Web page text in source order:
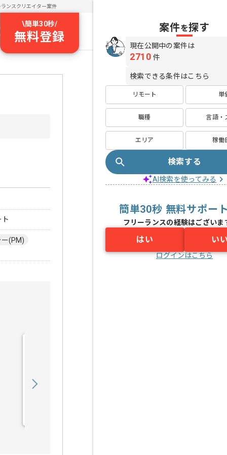
ランスクリエイター案件
\簡単30秒/
無料登録
(PM)
案件を探す
現在公開中の案件は
2710 件
検索できる条件はこちら
リモート 単
職種 言語・
エリア 稼働
検索する
AI検索を使ってみる
簡単30秒 無料サポー
フリーランスの経験はございま
はい い
ログインはこちら